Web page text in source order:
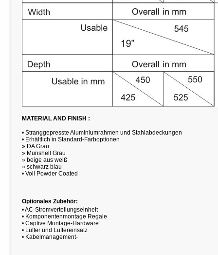
MATERIAL AND FINISH :
• Stranggepresste Aluminiumrahmen und Stahlabdeckungen
• Erhältlich in Standard-Farboptionen
» DA Grau
» Munshell Grau
» beige aus weiß
» schwarz blau
• Voll Powder Coated
Optionales Zubehör:
• AC-Stromverteilungseinheit
• Komponentenmontage Regale
• Captive Montage-Hardware
• Lüfter und Lüftereinsatz
• Kabelmanagement-